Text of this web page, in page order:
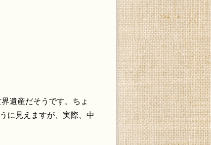
遺産だそうです。ちょ
に見えますが、実際、中